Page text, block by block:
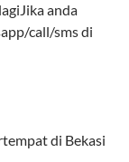
anda
call/sms di
di Bekasi